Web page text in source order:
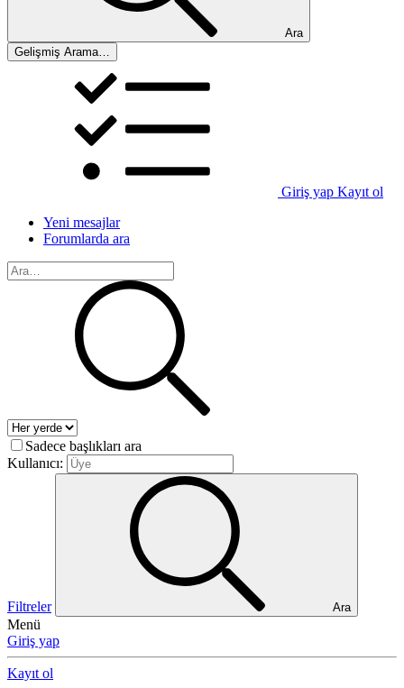
Ara
Gelişmiş Arama…
Giriş yap Kayıt ol
Yeni mesajlar
Forumlarda ara
Sadece başlıkları ara
Kullanıcı:
Filtreler Ara
Menü
Giriş yap
Kayıt ol